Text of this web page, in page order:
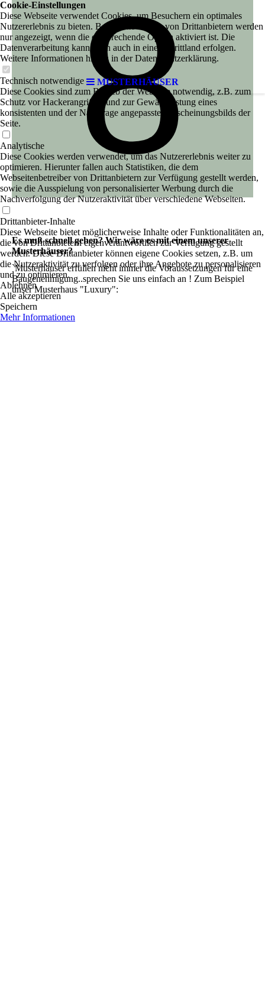
MUSTERHÄUSER
8
Es muß schnell gehen? Wir wäre es mit einem unserer
Musterhäuser?
`Musterhäuser erfüllen nicht immer die Voraussetzungen für eine
Baugenehmigung..sprechen Sie uns einfach an ! Zum Beispiel
unser Musterhaus "Luxury":
Cookie-Einstellungen
Diese Webseite verwendet Cookies, um Besuchern ein optimales
Nutzererlebnis zu bieten. Bestimmte Inhalte von Drittanbietern werden
nur angezeigt, wenn die entsprechende Option aktiviert ist. Die
Datenverarbeitung kann dann auch in einem Drittland erfolgen.
Weitere Informationen hierzu in der Datenschutzerklärung.
Technisch notwendige
Diese Cookies sind zum Betrieb der Webseite notwendig, z.B. zum
Schutz vor Hackerangriffen und zur Gewährleistung eines
konsistenten und der Nachfrage angepassten Erscheinungsbilds der
Seite.
Analytische
Diese Cookies werden verwendet, um das Nutzererlebnis weiter zu
optimieren. Hierunter fallen auch Statistiken, die dem
Webseitenbetreiber von Drittanbietern zur Verfügung gestellt werden,
sowie die Ausspielung von personalisierter Werbung durch die
Nachverfolgung der Nutzeraktivität über verschiedene Webseiten.
Drittanbieter-Inhalte
Diese Webseite bietet möglicherweise Inhalte oder Funktionalitäten an,
die von Drittanbietern eigenverantwortlich zur Verfügung gestellt
werden. Diese Drittanbieter können eigene Cookies setzen, z.B. um
die Nutzeraktivität zu verfolgen oder ihre Angebote zu personalisieren
und zu optimieren.
Ablehnen
Alle akzeptieren
Speichern
Mehr Informationen